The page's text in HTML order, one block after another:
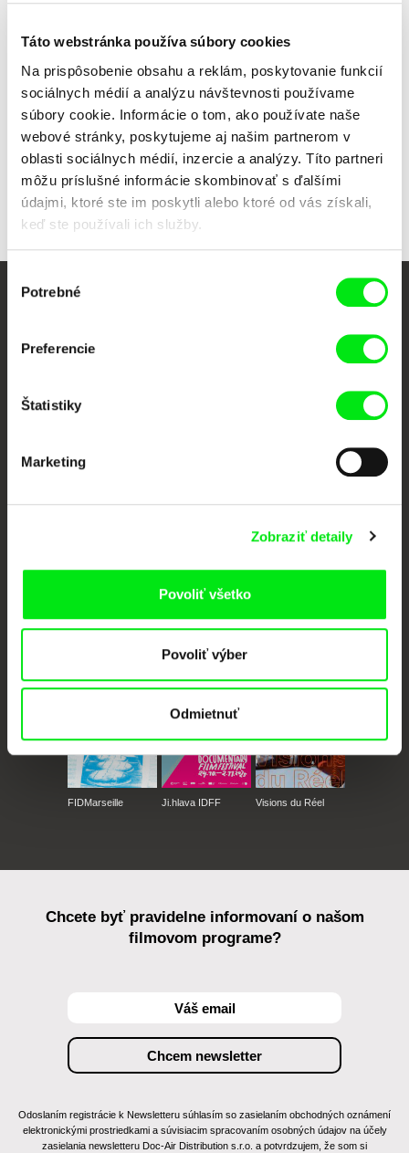
Táto webstránka používa súbory cookies
Na prispôsobenie obsahu a reklám, poskytovanie funkcií
sociálnych médií a analýzu návštevnosti používame
súbory cookie. Informácie o tom, ako používate naše
webové stránky, poskytujeme aj našim partnerom v
oblasti sociálnych médií, inzercie a analýzy. Títo partneri
môžu príslušné informácie skombinovať s ďalšími
údajmi, ktoré ste im poskytli alebo ktoré od vás získali,
keď ste používali ich služby.
súhlasu
Potrebné
Preferencie
Štatistiky
Marketing
Zobraziť detaily
Povoliť všetko
Povoliť výber
Odmietnuť
Kamera
Redding Tews, Chris Hoelter, Beulah Peters,
Bobb Barito
46-90 min.
2018
Krajina pôvodu
Spojené štáty
Portál DAFilms vznikol vďaka tvorivej spolupráci siedmich významných
CPH:DOX Doclisboa
Millennium Docs
DOK Leipzig
FIDMarseille Ji.hlava IDFF Visions du Réel
Chcete byť pravidelne informovaní o našom
filmovom programe?
Odoslaním registrácie k Newsletteru súhlasím so zasielaním obchodných oznámení
elektronickými prostriedkami a súvisiacim spracovaním osobných údajov na účely
zasielania newsletteru Doc-Air Distribution s.r.o. a potvrdzujem, že som si